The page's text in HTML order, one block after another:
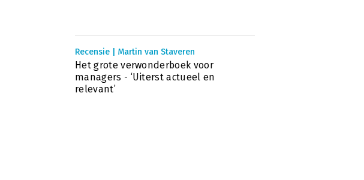
Recensie | Martin van Staveren
Het grote verwonderboek voor
managers - ‘Uiterst actueel en
relevant’